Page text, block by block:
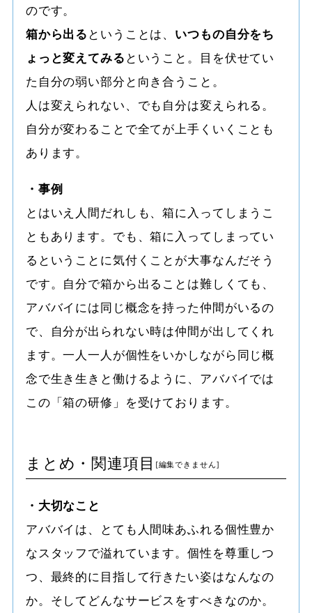
のです。
箱から出る ということは、 いつもの自分をち
ょっと変えてみる ということ。目を伏せてい
た自分の弱い部分と向き合うこと。
人は変えられない、でも自分は変えられる。
自分が変わることで全てが上手くいくことも
あります。
・事例
とはいえ人間だれしも、箱に入ってしまうこ
ともあります。でも、箱に入ってしまってい
るということに気付くことが大事なんだそう
です。自分で箱から出ることは難しくても、
アババイには同じ概念を持った仲間がいるの
で、自分が出られない時は仲間が出してくれ
ます。一人一人が個性をいかしながら同じ概
念で生き生きと働けるように、アババイでは
この「箱の研修」を受けております。
まとめ・関連項目
・大切なこと
アババイは、とても人間味あふれる個性豊か
なスタッフで溢れています。個性を尊重しつ
つ、最終的に目指して行きたい姿はなんなの
か。そしてどんなサービスをすべきなのか。